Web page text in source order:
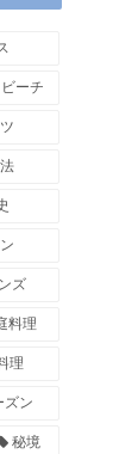
ビーチ
ズ
料理
理
ズン
秘境